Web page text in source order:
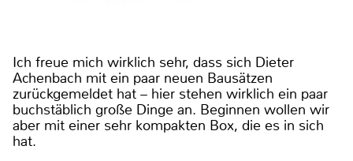
Ich freue mich wirklich sehr, dass sich Dieter
Achenbach mit ein paar neuen Bausätzen
zurückgemeldet hat – hier stehen wirklich ein paar
buchstäblich große Dinge an. Beginnen wollen wir
aber mit einer sehr kompakten Box, die es in sich
hat.